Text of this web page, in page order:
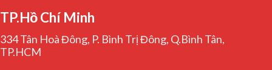
TP.Hồ Chí Minh
334 Tân Hoà Đông, P. Bình Trị Đông, Q.Bình Tân,
TP.HCM